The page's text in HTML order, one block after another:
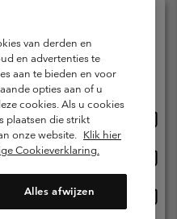
Garantie
lidmaatschap
inhoud
Impressum
van derden en
en advertenties te
aan te bieden en voor
opties aan of u
cookies. Als u cookies
plaatsen die strikt
onze website. Klik hier
Cookieverklaring.
Alles afwijzen
en taal
beschikbaar